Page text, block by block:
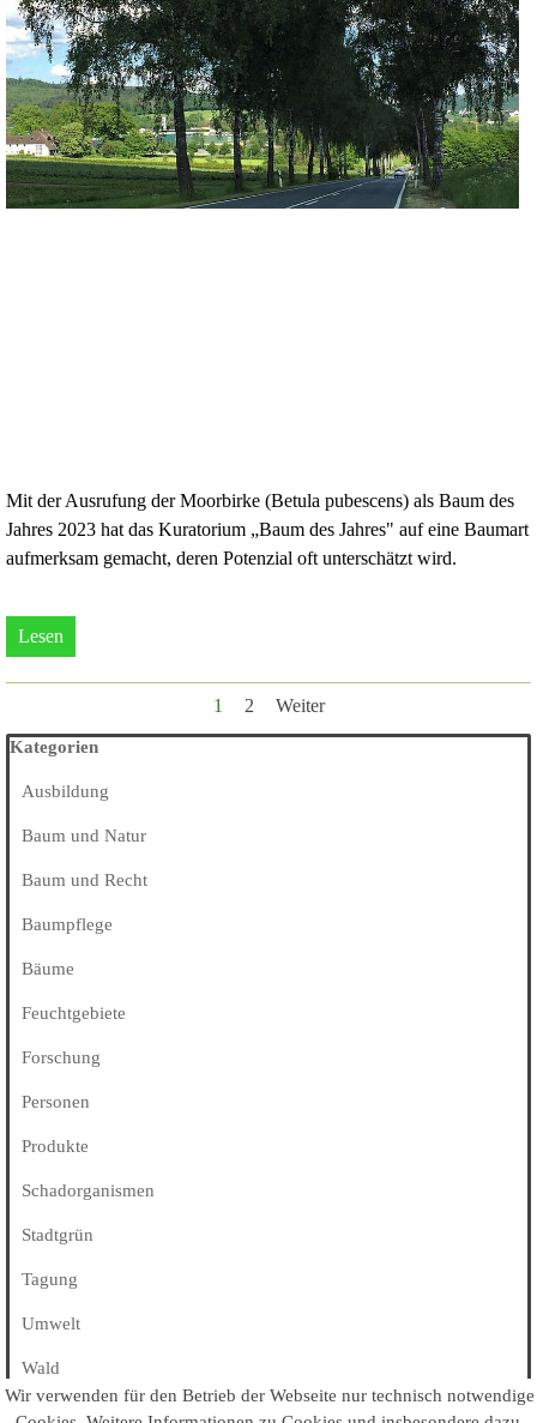
Mit der Ausrufung der Moorbirke (Betula pubescens) als Baum des
Jahres 2023 hat das Kuratorium „Baum des Jahres" auf eine Baumart
aufmerksam gemacht, deren Potenzial oft unterschätzt wird.
Lesen
Aktuelle Seite:
1 Gehen Sie zu Seite:
2
Weiter
Block überspringen Kategorien
Kategorien
Ausbildung
Baum und Natur
Baum und Recht
Baumpflege
Bäume
Feuchtgebiete
Forschung
Personen
Produkte
Schadorganismen
Stadtgrün
Tagung
Umwelt
Wald
Alle Kategorien
Wir verwenden für den Betrieb der Webseite nur technisch notwendige